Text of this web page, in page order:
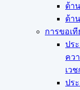
ด้า
ด้า
การขอเ
ปร
คว
เว
ปร